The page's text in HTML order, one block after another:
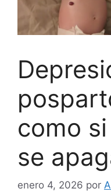
como
se
enero 4, 2026 por